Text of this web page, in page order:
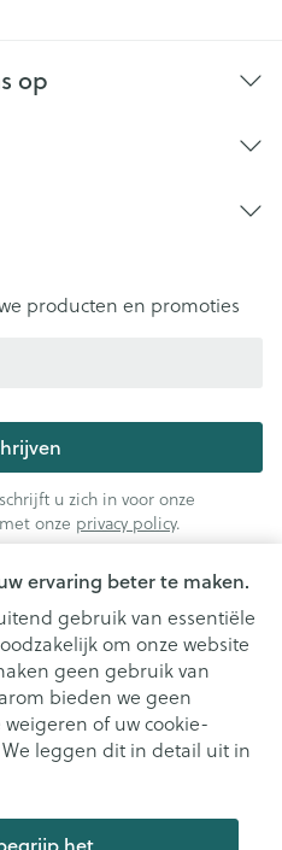
ervaring beter te maken.
gebruik van essentiële
om onze website
geen gebruik van
bieden we geen
of uw cookie-
leggen dit in detail uit in
op
producten en promoties
u zich in voor onze
onze privacy policy.